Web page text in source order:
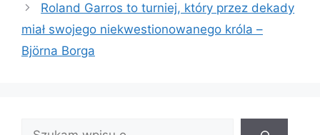
Roland Garros to turniej, który przez dekady
miał swojego niekwestionowanego króla –
Björna Borga
Znajdź